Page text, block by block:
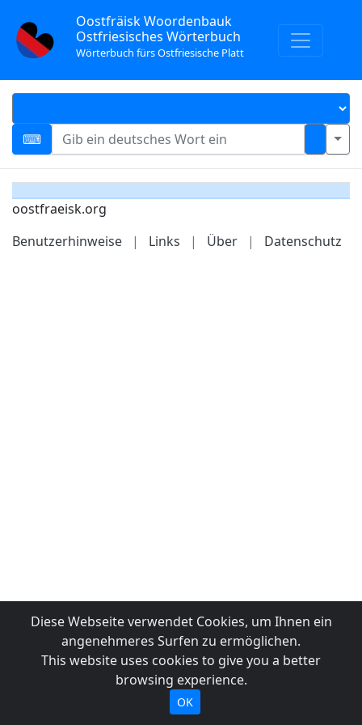
Oostfräisk Woordenbauk
Ostfriesisches Wörterbuch
Wörterbuch fürs Ostfriesische Platt
oostfraeisk.org
Benutzerhinweise
| Links | Über | Datenschutz
Diese Webseite verwendet Cookies, um Ihnen ein
angenehmeres Surfen zu ermöglichen.
This website uses cookies to give you a better
browsing experience.
OK